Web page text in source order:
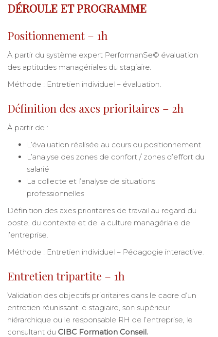
DÉROULE ET PROGRAMME
Positionnement – 1h
À partir du système expert PerformanSe© évaluation
des aptitudes managériales du stagiaire.
Méthode : Entretien individuel – évaluation.
Définition des axes prioritaires – 2h
À partir de :
L’évaluation réalisée au cours du positionnement
L’analyse des zones de confort / zones d’effort du
salarié
La collecte et l’analyse de situations
professionnelles
Définition des axes prioritaires de travail au regard du
poste, du contexte et de la culture managériale de
l’entreprise.
Méthode : Entretien individuel – Pédagogie interactive.
Entretien tripartite – 1h
Validation des objectifs prioritaires dans le cadre d’un
entretien réunissant le stagiaire, son supérieur
hiérarchique ou le responsable RH de l’entreprise, le
consultant du CIBC Formation Conseil.